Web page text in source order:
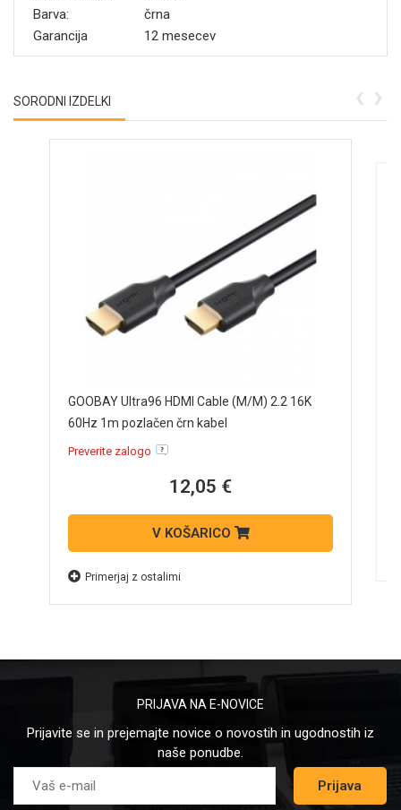
Barva:
črna
Garancija
12 mesecev
SORODNI IZDELKI
GOOBAY Ultra96 HDMI Cable (M/M) 2.2 16K
60Hz 1m pozlačen črn kabel
Preverite zalogo
12,05 €
V KOŠARICO
Primerjaj z ostalimi
‹ ›
PRIJAVA NA E-NOVICE
Prijavite se in prejemajte novice o novostih in ugodnostih iz
naše ponudbe.
Prijava